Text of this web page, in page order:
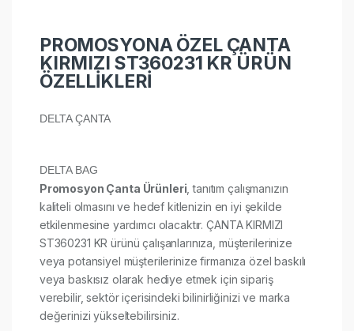
PROMOSYONA ÖZEL ÇANTA
KIRMIZI ST360231 KR ÜRÜN
ÖZELLİKLERİ
DELTA ÇANTA
DELTA BAG
Promosyon Çanta Ürünleri , tanıtım çalışmanızın
kaliteli olmasını ve hedef kitlenizin en iyi şekilde
etkilenmesine yardımcı olacaktır. ÇANTA KIRMIZI
ST360231 KR ürünü çalışanlarınıza, müşterilerinize
veya potansiyel müşterilerinize firmanıza özel baskılı
veya baskısız olarak hediye etmek için sipariş
verebilir, sektör içerisindeki bilinirliğinizi ve marka
değerinizi yükseltebilirsiniz.